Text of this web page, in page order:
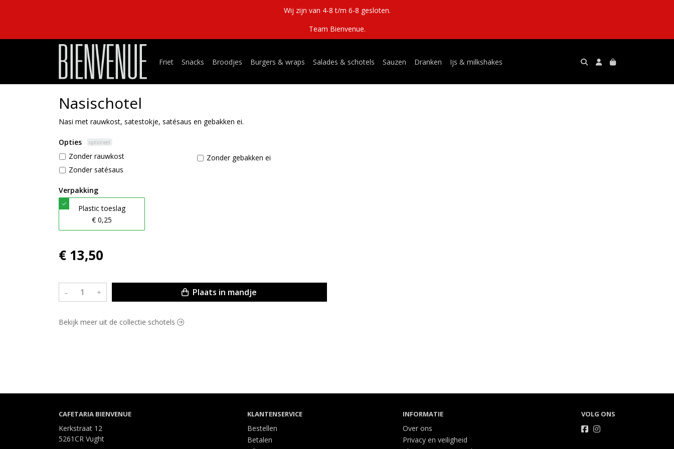
Wij zijn van 4-8 t/m 6-8 gesloten.
Team Bienvenue.
Friet Snacks Broodjes Burgers & wraps Salades & schotels Sauzen Dranken Ijs & milkshakes
Nasischotel
Nasi met rauwkost, satestokje, satésaus en gebakken ei.
Opties optioneel
Zonder rauwkost
Zonder satésaus
Zonder gebakken ei
Verpakking
Plastic toeslag
€ 0,25
€ 13,50
– + Plaats in mandje
Bekijk meer uit de collectie schotels
CAFETARIA BIENVENUE
Kerkstraat 12
5261CR Vught
KLANTENSERVICE
Bestellen
Betalen
INFORMATIE
Over ons
Privacy en veiligheid
VOLG ONS